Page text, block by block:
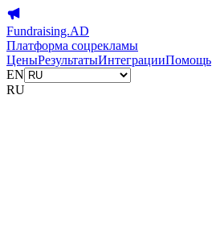
Fundraising.AD
Платформа соцрекламы
ЦеныРезультатыИнтеграцииПомощь
EN
RU